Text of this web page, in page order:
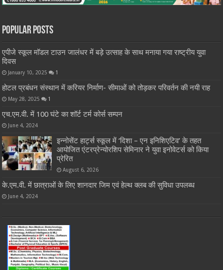
Popular Posts
एपीजे स्कूल मॉडल टाउन जालंधर में बड़े उत्साह के साथ मनाया गया राष्ट्रीय युवा
दिवस
January 10, 2025 1
होटल प्रबंधन संस्थान में करियर निर्माण- सीमाओं को तोड़कर परिवर्तन की नयी राह
May 28, 2025 1
एच.एम.वी. में 100 घंटे का शॉर्ट टर्म कोर्स सम्पन
June 4, 2024
इन्नोसेंट हार्ट्स स्कूल में ‘दिशा – एन इनिशिएटिव’ के तहत
आयोजित एंटरप्रेन्योरशिप सेमिनार ने युवा इनोवेटर्स को किया
प्रेरित
August 6, 2026
के.एम.वी. में छात्राओं के लिए शानदार जिम एवं हेल्थ क्लब की सुविधा उपलब्ध
June 4, 2024